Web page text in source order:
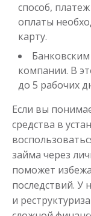
способ,
оплаты
карту.
компании. В
до 5 рабочих
Если вы
средства в
займа через
поможет
последствий. У
и